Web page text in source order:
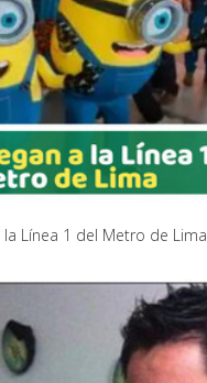
la Línea 1 del Metro de Lima